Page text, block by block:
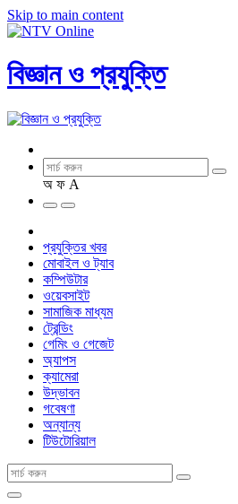
Skip to main content
বিজ্ঞান ও প্রযুক্তি
অ ফ A
প্রযুক্তির খবর
মোবাইল ও ট্যাব
কম্পিউটার
ওয়েবসাইট
সামাজিক মাধ্যম
ট্রেন্ডিং
গেমিং ও গেজেট
অ্যাপস
ক্যামেরা
উদ্ভাবন
গবেষণা
অন্যান্য
টিউটোরিয়াল